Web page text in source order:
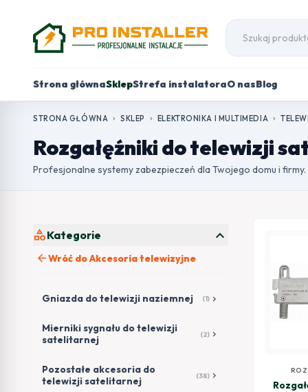
Strona głównaSklepStrefa instalatoraO nasBlog
STRONA GŁÓWNA chevron_right SKLEP chevron_right ELEKTRONIKA I MULTIMEDIA chevron_right
Rozgałęźniki do telewizji
Profesjonalne systemy zabezpieczeń dla Twojego domu i firmy.
categoryKategorie expand_more
arrow_backWróć do Akcesoria telewizyjne
Gniazda do telewizji naziemnej (1) chevron_right
Mierniki sygnału do telewizji
satelitarnej
(2) chevron_right
Pozostałe akcesoria do
telewizji satelitarnej
(38) chevron_right